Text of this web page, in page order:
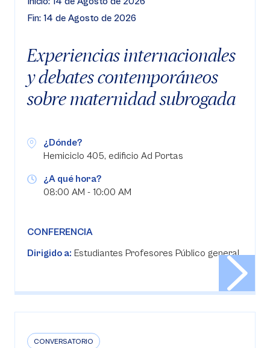
Fin: 14 de Agosto de 2026
Experiencias internacionales
y debates contemporáneos
sobre maternidad subrogada
¿Dónde?
Hemiciclo 405, edificio Ad Portas
¿A qué hora?
08:00 AM - 10:00 AM
CONFERENCIA
Dirigido a: Estudiantes Profesores Público general
CONVERSATORIO